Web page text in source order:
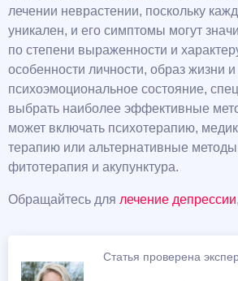
лечении неврастении, поскольку
уникален, и его симптомы могут
по степени выраженности и
особенности личности, образ жизни и
психоэмоциональное состояние,
выбрать наиболее эффективные
может включать психотерапию,
терапию или альтернативные
фитотерапия и акупунктура.
Обращайтесь для лечение депрессии
Статья проверена